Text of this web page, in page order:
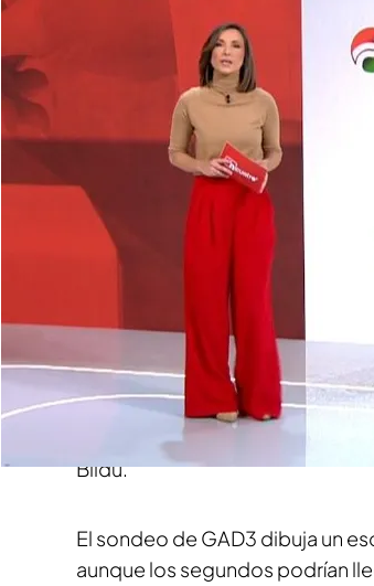
igualdad en las elecciones
PNV y EH Bildu empatarían
segundos podrían alcanzar
Calendario de las
Compartir
El próximo 21 de abril cerda de
están llamados a las urnas para
Vasco. El resultado de las
encuesta de GAD3 para
Bildu.
El sondeo de GAD3 dibuja un
aunque los segundos podrían